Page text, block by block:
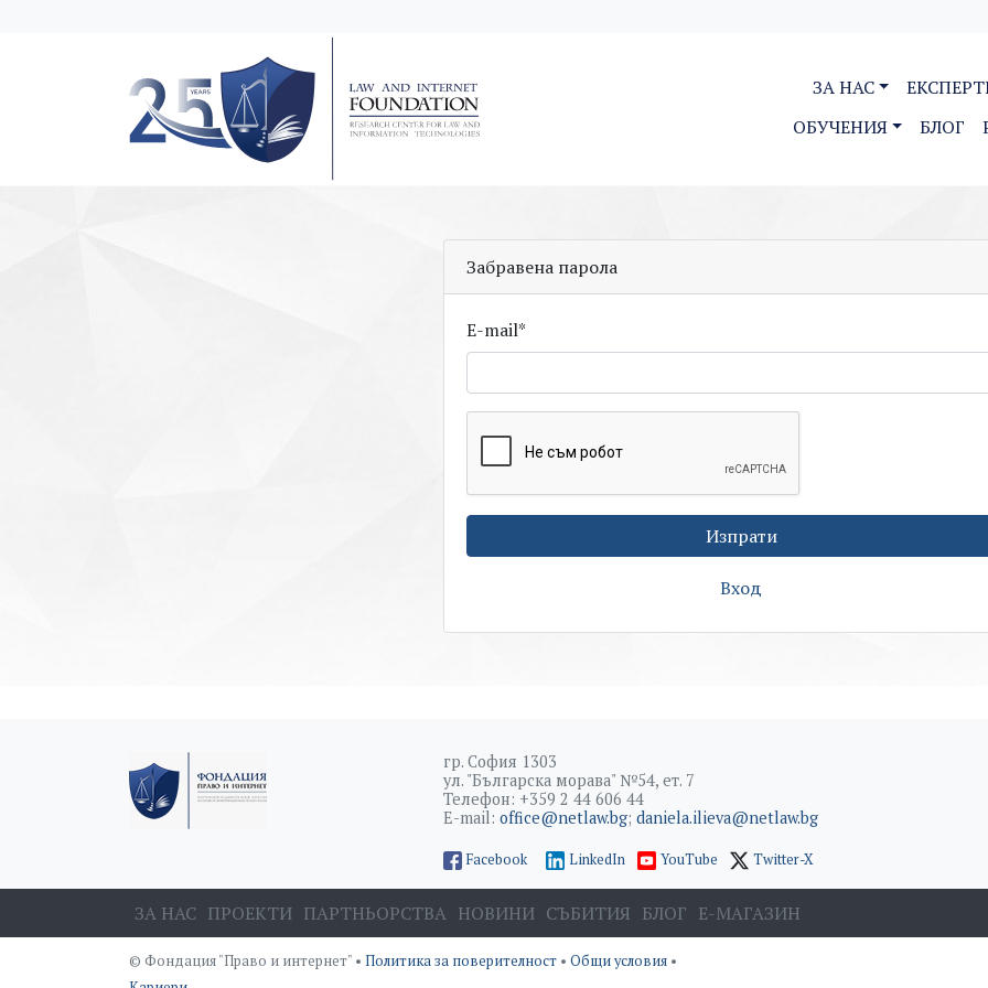
ЗА НАС
ОБУЧЕНИЯ
БЛОГ
Забравена парола
E-mail*
Вход
гр. София 1303
ул. "Българска морава" №54, ет. 7
Телефон: +359 2 44 606 44
E-mail: office@netlaw.bg; daniela.ilieva@netlaw.bg
Facebook LinkedIn YouTube Twitter-X
ЗА НАС ПРОЕКТИ ПАРТНЬОРСТВА НОВИНИ СЪБИТИЯ БЛОГ Е-МАГАЗИН
© Фондация "Право и интернет" • Политика за поверителност • Общи условия •